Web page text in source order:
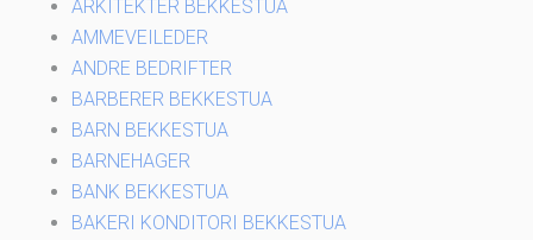
ARKITEKTER BEKKESTUA
AMMEVEILEDER
ANDRE BEDRIFTER
BARBERER BEKKESTUA
BARN BEKKESTUA
BARNEHAGER
BANK BEKKESTUA
BAKERI KONDITORI BEKKESTUA